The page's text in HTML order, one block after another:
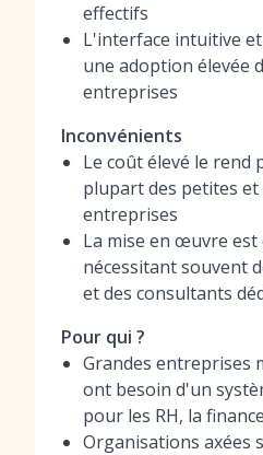
effectifs
L'interface intuitive
une adoption élevée
entreprises
Inconvénients
Le coût élevé le
plupart des petites et
entreprises
La mise en œuvre
nécessitant souvent
et des consultants
Pour qui ?
Grandes entreprises
ont besoin d'un
pour les RH, la
Organisations axées